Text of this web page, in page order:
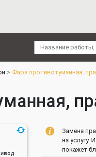
Фара противотуманная,
Замена
на услугу.
покажет